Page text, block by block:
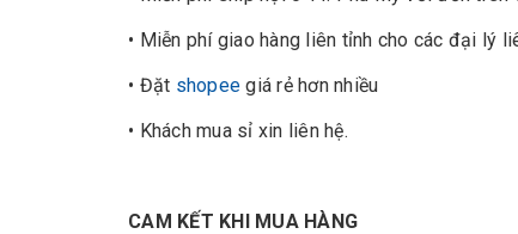
• Miễn phí giao hàng liên tỉnh cho các đại lý
• Đặt shopee giá rẻ hơn nhiều
• Khách mua sỉ xin liên hệ.
CAM KẾT KHI MUA HÀNG